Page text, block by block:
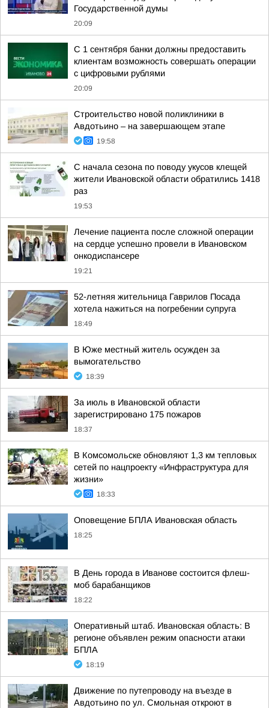
Государственной думы
20:09
С 1 сентября банки должны предоставить
клиентам возможность совершать операции
с цифровыми рублями
20:09
Строительство новой поликлиники в
Авдотьино – на завершающем этапе
19:58
С начала сезона по поводу укусов клещей
жители Ивановской области обратились 1418
раз
19:53
Лечение пациента после сложной операции
на сердце успешно провели в Ивановском
онкодиспансере
19:21
52-летняя жительница Гаврилов Посада
хотела нажиться на погребении супруга
18:49
В Юже местный житель осужден за
вымогательство
18:39
За июль в Ивановской области
зарегистрировано 175 пожаров
18:37
В Комсомольске обновляют 1,3 км тепловых
сетей по нацпроекту «Инфраструктура для
жизни»
18:33
Оповещение БПЛА Ивановская область
18:25
В День города в Иванове состоится флеш-
моб барабанщиков
18:22
Оперативный штаб. Ивановская область: В
регионе объявлен режим опасности атаки
БПЛА
18:19
Движение по путепроводу на въезде в
Авдотьино по ул. Смольная откроют в